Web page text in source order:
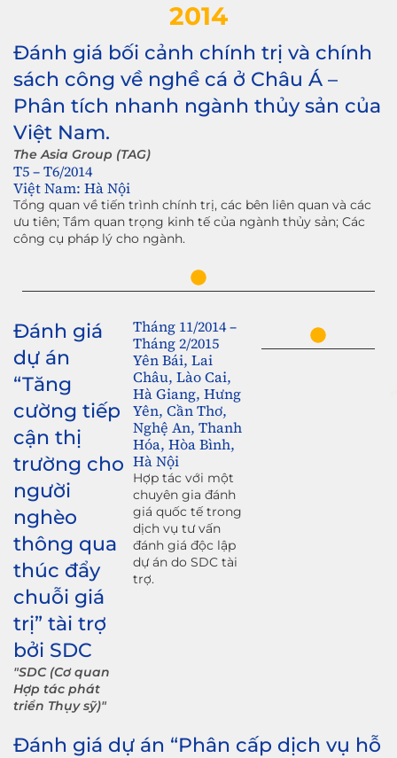
2014
Đánh giá bối cảnh chính trị và chính
sách công về nghề cá ở Châu Á –
Phân tích nhanh ngành thủy sản của
Việt Nam.
The Asia Group (TAG)
T5 – T6/2014
Việt Nam: Hà Nội
Tổng quan về tiến trình chính trị, các bên liên quan và các
ưu tiên; Tầm quan trọng kinh tế của ngành thủy sản; Các
công cụ pháp lý cho ngành.
Đánh giá
dự án
“Tăng
cường tiếp
cận thị
trường cho
người
nghèo
thông qua
thúc đẩy
chuỗi giá
trị” tài trợ
bởi SDC
"SDC (Cơ quan
Hợp tác phát
triển Thụy sỹ)"
Tháng 11/2014 –
Tháng 2/2015
Yên Bái, Lai
Châu, Lào Cai,
Hà Giang, Hưng
Yên, Cần Thơ,
Nghệ An, Thanh
Hóa, Hòa Bình,
Hà Nội
Hợp tác với một
chuyên gia đánh
giá quốc tế trong
dịch vụ tư vấn
đánh giá độc lập
dự án do SDC tài
trợ.
Đánh giá dự án “Phân cấp dịch vụ hỗ